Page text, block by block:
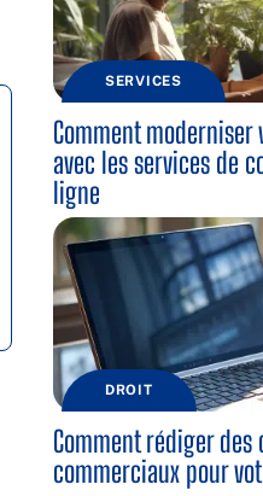
SERVICES
Comment
avec les services de
ligne
DROIT
Comment rédiger
commerciaux pour